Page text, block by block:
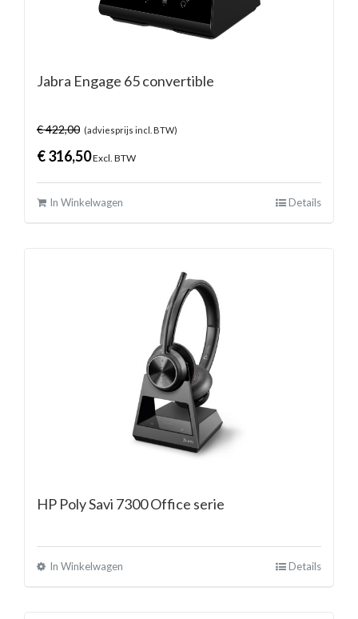
Jabra Engage 65 convertible
€422,00 (adviesprijs incl. BTW)
€316,50Excl. BTW
In Winkelwagen Details
HP Poly Savi 7300 Office serie
In Winkelwagen Details